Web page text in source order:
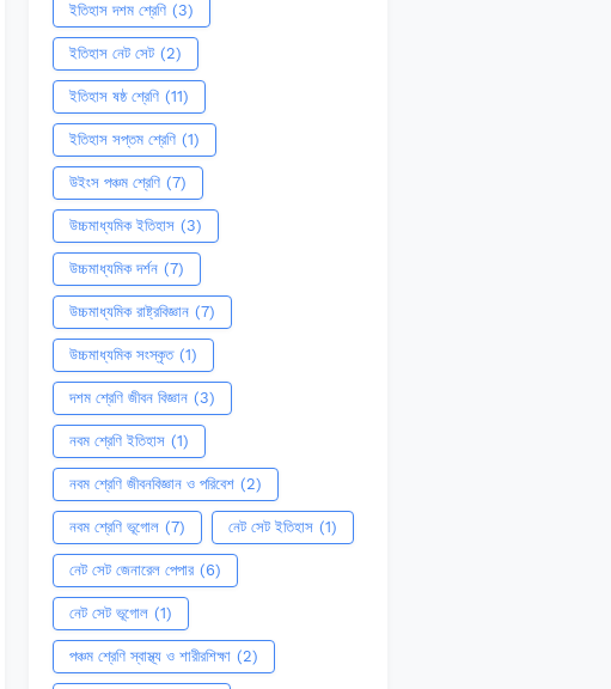
ইতিহাস দশম শ্রেণি (3)
ইতিহাস নেট সেট (2)
ইতিহাস ষষ্ঠ শ্রেণি (11)
ইতিহাস সপ্তম শ্রেণি (1)
উইংস পঞ্চম শ্রেণি (7)
উচ্চমাধ্যমিক ইতিহাস (3)
উচ্চমাধ্যমিক দর্শন (7)
উচ্চমাধ্যমিক রাষ্ট্রবিজ্ঞান (7)
উচ্চমাধ্যমিক সংস্কৃত (1)
দশম শ্রেণি জীবন বিজ্ঞান (3)
নবম শ্রেণি ইতিহাস (1)
নবম শ্রেণি জীবনবিজ্ঞান ও পরিবেশ (2)
নবম শ্রেণি ভূগোল (7) নেট সেট ইতিহাস (1)
নেট সেট জেনারেল পেপার (6)
নেট সেট ভূগোল (1)
পঞ্চম শ্রেণি স্বাস্থ্য ও শারীরশিক্ষা (2)